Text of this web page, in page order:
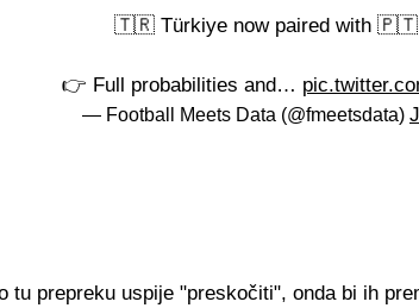
🇹🇷 Türkiye now paired with 🇵🇹
👉 Full probabilities and…
— Football Meets Data (@fmeetsdata)
tu prepreku uspije "preskočiti", onda bi ih